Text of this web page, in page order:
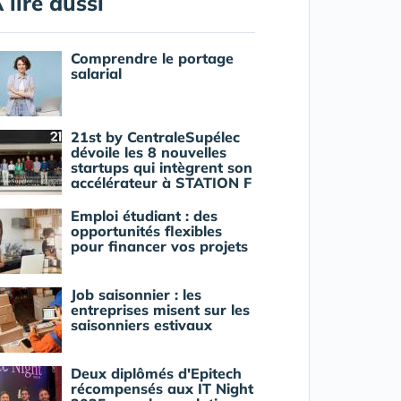
Comprendre le portage
salarial
21st by CentraleSupélec
dévoile les 8 nouvelles
startups qui intègrent son
accélérateur à STATION F
Emploi étudiant : des
opportunités flexibles
pour financer vos projets
Job saisonnier : les
entreprises misent sur les
saisonniers estivaux
Deux diplômés d'Epitech
récompensés aux IT Night